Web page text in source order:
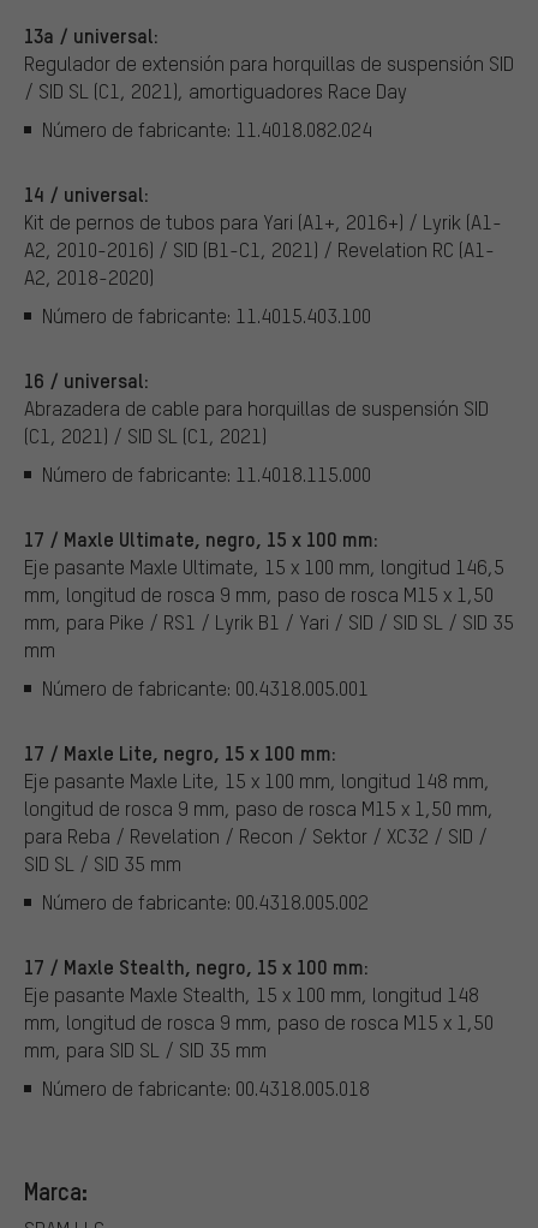
13a / universal:
Regulador de extensión para horquillas de suspensión SID
/ SID SL (C1, 2021), amortiguadores Race Day
Número de fabricante: 11.4018.082.024
14 / universal:
Kit de pernos de tubos para Yari (A1+, 2016+) / Lyrik (A1-
A2, 2010-2016) / SID (B1-C1, 2021) / Revelation RC (A1-
A2, 2018-2020)
Número de fabricante: 11.4015.403.100
16 / universal:
Abrazadera de cable para horquillas de suspensión SID
(C1, 2021) / SID SL (C1, 2021)
Número de fabricante: 11.4018.115.000
17 / Maxle Ultimate, negro, 15 x 100 mm:
Eje pasante Maxle Ultimate, 15 x 100 mm, longitud 146,5
mm, longitud de rosca 9 mm, paso de rosca M15 x 1,50
mm, para Pike / RS1 / Lyrik B1 / Yari / SID / SID SL / SID 35
mm
Número de fabricante: 00.4318.005.001
17 / Maxle Lite, negro, 15 x 100 mm:
Eje pasante Maxle Lite, 15 x 100 mm, longitud 148 mm,
longitud de rosca 9 mm, paso de rosca M15 x 1,50 mm,
para Reba / Revelation / Recon / Sektor / XC32 / SID /
SID SL / SID 35 mm
Número de fabricante: 00.4318.005.002
17 / Maxle Stealth, negro, 15 x 100 mm:
Eje pasante Maxle Stealth, 15 x 100 mm, longitud 148
mm, longitud de rosca 9 mm, paso de rosca M15 x 1,50
mm, para SID SL / SID 35 mm
Número de fabricante: 00.4318.005.018
Marca: